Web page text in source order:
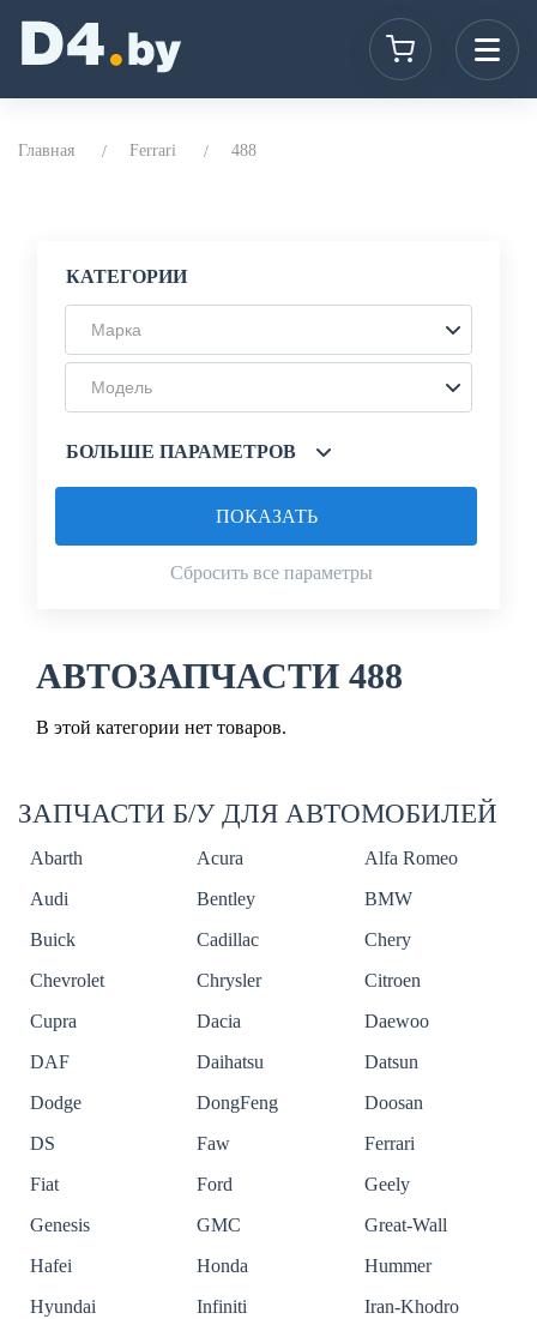
Главная Ferrari 488
КАТЕГОРИИ
Марка
Модель
БОЛЬШЕ ПАРАМЕТРОВ
Сбросить все параметры
ПОКАЗАТЬ
АВТОЗАПЧАСТИ 488
В этой категории нет товаров.
ЗАПЧАСТИ Б/У ДЛЯ АВТОМОБИЛЕЙ
Abarth Acura
Alfa Romeo
Audi
Bentley
BMW
Buick
Cadillac
Chery
Chevrolet
Chrysler
Citroen
Cupra
Dacia
Daewoo
DAF
Daihatsu
Datsun
Dodge
DongFeng
Doosan
DS
Faw
Ferrari
Fiat
Ford
Geely
Genesis
GMC
Great-Wall
Hafei
Honda
Hummer
Hyundai
Infiniti
Iran-Khodro